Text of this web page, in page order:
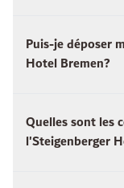
Puis-je déposer
Hotel Bremen?
Quelles sont les
l'Steigenberger